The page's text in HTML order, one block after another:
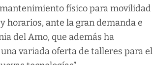
físico para movilidad
horarios, ante la gran demanda e
del Amo, que además ha
variada oferta de talleres para el